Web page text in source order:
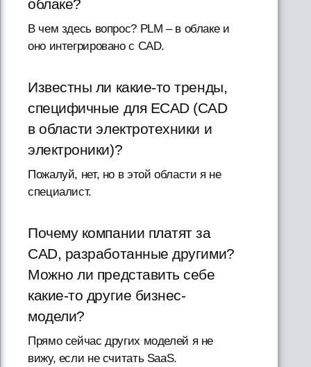
облаке?
В чем здесь вопрос? PLM – в облаке и
оно интегрировано с CAD.
Известны ли какие-то тренды,
специфичные для ECAD (CAD
в области электротехники и
электроники)?
Пожалуй, нет, но в этой области я не
специалист.
Почему компании платят за
CAD, разработанные другими?
Можно ли представить себе
какие-то другие бизнес-
модели?
Прямо сейчас других моделей я не
вижу, если не считать SaaS.